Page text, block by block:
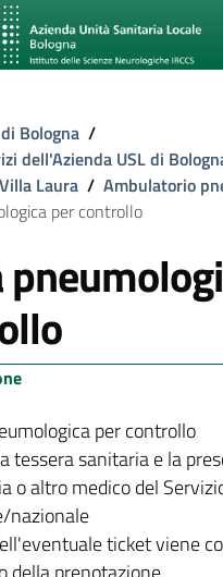
Bologna /
dell'Azienda USL di
Laura / Ambulatorio
per controllo
per controllo
tessera sanitaria e la
o altro medico del
nazionale
ticket viene